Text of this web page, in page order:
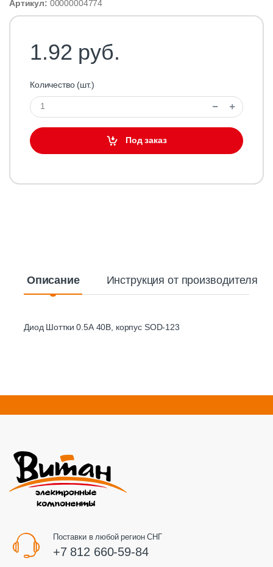
Артикул: 00000004774
1.92 руб.
Количество (шт.)
Под заказ
Описание Инструкция от производителя
Диод Шоттки 0.5А 40В, корпус SOD-123
Поставки в любой регион СНГ
+7 812 660-59-84